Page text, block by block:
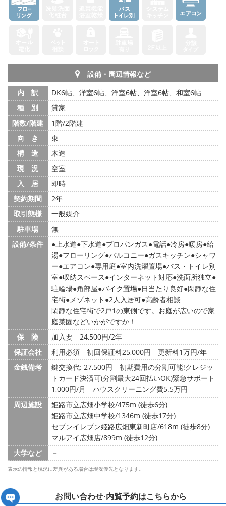
設備・周辺情報など
内 訳
DK6帖、洋室6帖、洋室6帖、洋室6帖、和室6帖
種 別
貸家
階数/階建
1階/2階建
向 き
東
構 造
木造
現 況
空室
入 居
即時
契約期間
2年
取引態様
一般媒介
駐車場
無
設備/条件
上水道 下水道 プロパンガス 電話 冷房 暖房 給
湯 フローリング バルコニー ガスキッチン シャワ
ー エアコン 専用庭 室内洗濯置場 バス・トイレ別
室 収納スペース インターネット対応 洗面所独立
駐輪場 角部屋 バイク置場 日当たり良好 閑静な住
宅街 メゾネット 2人入居可 高齢者相談
閑静な住宅街で2戸1の東側です。お庭が広いので家
庭菜園などいかがですか！
保 険
加入要 24,500円/2年
保証会社
利用必須 初回保証料25,000円 更新料1万円/年
金銭備考
鍵交換代: 27,500円
初期費用の分割可能!クレジッ
トカード決済可(分割最大24回払いOK)緊急サポート
1,000円/月 ハウスクリーニング費5.5万円
周辺施設
姫路市立広畑小学校/475m (徒歩6分)
姫路市立広畑中学校/1346m (徒歩17分)
セブンイレブン姫路広畑東新町店/618m (徒歩8分)
マルアイ広畑店/899m (徒歩12分)
大学など
－
表示の情報と現況に差異がある場合は現況優先となります。
お問い合わせ·内覧予約はこちらから